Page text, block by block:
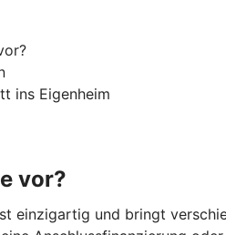
ins Eigenheim
vor?
einzigartig und bringt